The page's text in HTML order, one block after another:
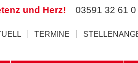
und Herz! 03591 32 61
TERMINE